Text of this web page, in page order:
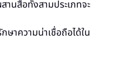
นสื่อทั้งสามประเภทจะ
ษาความน่าเชื่อถือได้ใน